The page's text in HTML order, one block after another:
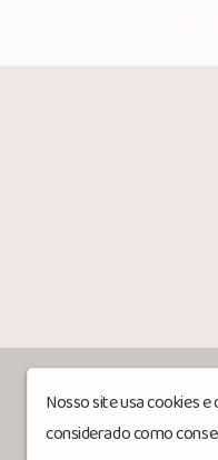
Nosso site usa cookies
considerado como